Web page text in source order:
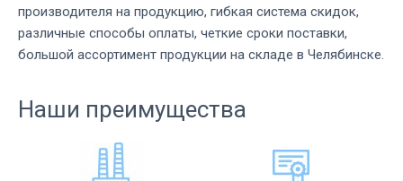
производителя на продукцию, гибкая система скидок,
различные способы оплаты, четкие сроки поставки,
большой ассортимент продукции на складе в Челябинске.
Наши преимущества